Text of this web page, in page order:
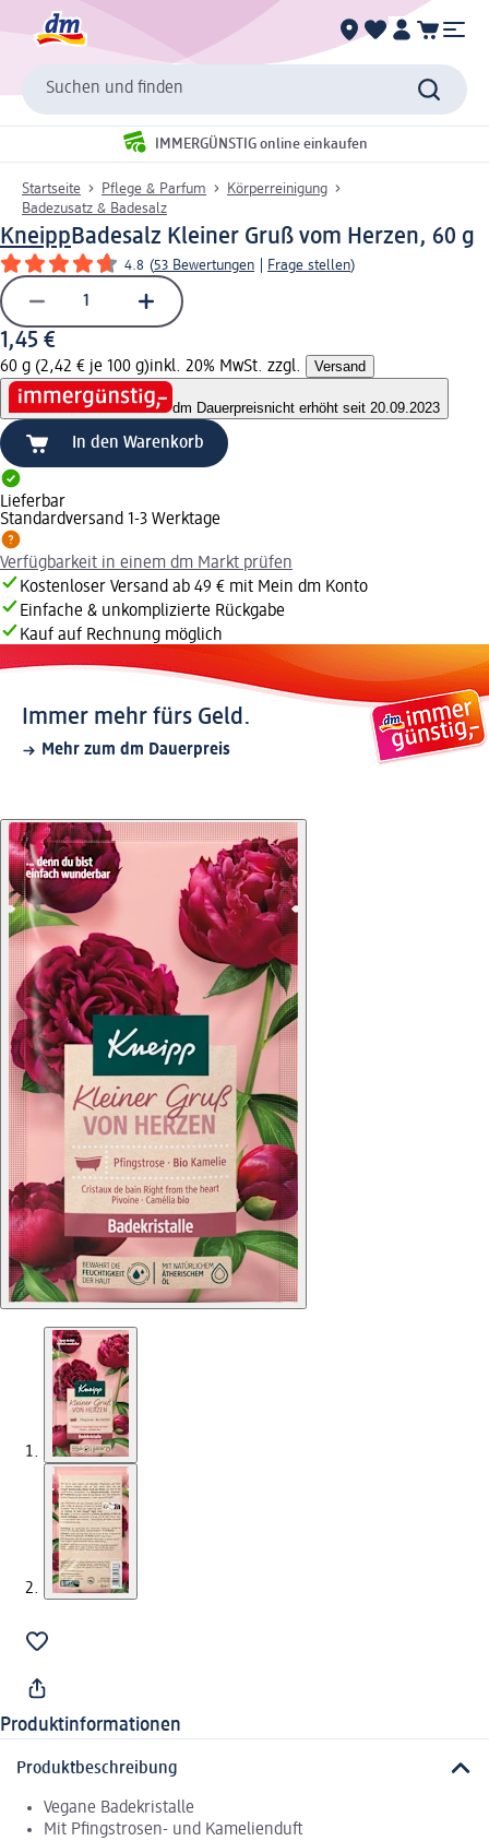
Suchen und finden
IMMERGÜNSTIG online einkaufen
Startseite Pflege & Parfum
Körperreinigung
Badezusatz & Badesalz
KneippBadesalz Kleiner Gruß vom Herzen, 60 g
4.8 (53 Bewertungen Frage stellen)
1,45 €
60 g (2,42 € je 100 g)inkl. 20% MwSt. zzgl. Versand
dm Dauerpreisnicht erhöht seit 20.09.2023
In den Warenkorb
Lieferbar
Standardversand 1-3 Werktage
Verfügbarkeit in einem dm Markt prüfen
Kostenloser Versand ab 49 € mit Mein dm Konto
Einfache & unkomplizierte Rückgabe
Kauf auf Rechnung möglich
Immer mehr fürs Geld.
Mehr zum dm Dauerpreis
Produktinformationen
Produktbeschreibung
Vegane Badekristalle
Mit Pfingstrosen- und Kamelienduft